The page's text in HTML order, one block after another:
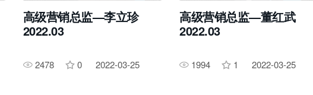
高级营销总监—李立珍
2022.03
2478 0 2022-03-25
高级营销总监—董红武
2022.03
1994 1 2022-03-25